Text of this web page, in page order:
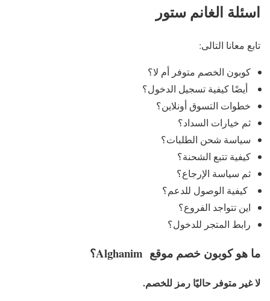
اسئلة الغانم ستور
تابع معانا التالى:
كوبون الخصم متوفر أم لا؟
أيضًا كيفية تسجيل الدخول؟
خطوات التسوق أونلاين؟
ثم خيارات السداد؟
سياسة شحن الطلبات؟
كيفية تتبع الشحنة؟
ثم سياسة الإرجاع؟
كيفية الوصول للدعم؟
اين تتواجد الفروع؟
رابط المتجر للدخول؟
ما هو كوبون خصم موقع
لا غير متوفر حاليًا رمز للخصم.